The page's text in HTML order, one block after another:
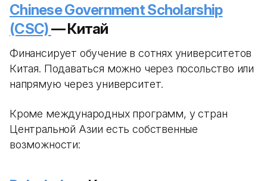
Chinese Government Scholarship
(CSC)— Китай
Финансирует обучение в сотнях университетов
Китая. Подаваться можно через посольство или
напрямую через университет.
Кроме международных программ, у стран
Центральной Азии есть собственные
возможности: